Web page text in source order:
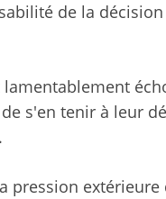
de la décision
s'en tenir à leur
pression extérieure